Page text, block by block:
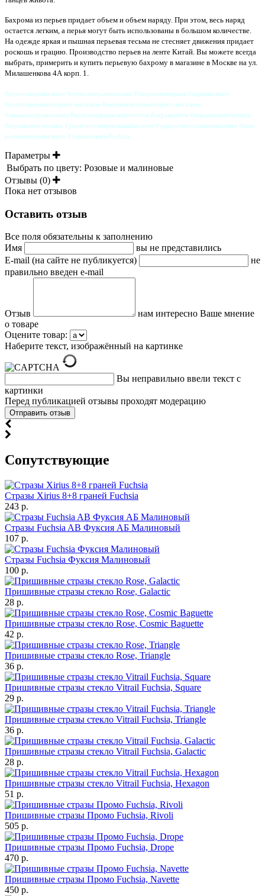
Бахрома из перьев придает объем и объем наряду. При этом, весь наряд
остается легким, а перья могут быть использованы в большом количестве.
На одежде яркая и пышная перьевая тесьма не стесняет движения придает
роскошь и грацию. Производство перьев на ленте Китай. Вы можете всегда
выбрать, примерить и купить перьевую бахрому в магазине в Москве на ул.
Милашенкова 4А корп. 1.
#купитьперьяналенте #купитьперьянатесьме #бахромаизперьев #перьяналенте
#купитьперьявинтернет-магазине #перьяналентевинтернет-магазине
#заказатьперьяналенте #купитьперьяналентеоптом #перьяоптом #перьяналентекупить
#пероналентекупить #украситьтанцевальныйкостюм #украситькупальникперьями #ярко-
розовыеперьяналенте #перьяналентеFuchsia
Параметры
Выбрать по цвету: Розовые и малиновые
Отзывы (0)
Пока нет отзывов
Оставить отзыв
Все поля обязательны к заполнению
Имя
вы не представились
E-mail (на сайте не публикуется)
не
правильно введен e-mail
Отзыв
нам интересно Ваше мнение
о товаре
Оцените товар:
Наберите текст, изображённый на картинке
Вы неправильно ввели текст с
картинки
Перед публикацией отзывы проходят модерацию
Cопутствующие
Стразы Xirius 8+8 граней Fuchsia
243 р.
Стразы Fuchsia AB Фуксия АБ Малиновый
107 р.
Стразы Fuchsia Фуксия Малиновый
100 р.
Пришивные стразы стекло Rose, Galactic
28 р.
Пришивные стразы стекло Rose, Cosmic Baguette
42 р.
Пришивные стразы стекло Rose, Triangle
36 р.
Пришивные стразы стекло Vitrail Fuchsia, Square
29 р.
Пришивные стразы стекло Vitrail Fuchsia, Triangle
36 р.
Пришивные стразы стекло Vitrail Fuchsia, Galactic
28 р.
Пришивные стразы стекло Vitrail Fuchsia, Hexagon
51 р.
Пришивные стразы Промо Fuchsia, Rivoli
505 р.
Пришивные стразы Промо Fuchsia, Drope
470 р.
Пришивные стразы Промо Fuchsia, Navette
450 р.